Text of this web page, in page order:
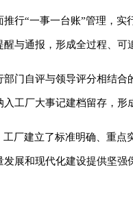
行“一事一台账”管理，
与通报，形成全过程、可
门自评与领导评分相结
工厂大事记建档留存，形
厂建立了标准明确、重
展和现代化建设提供坚强